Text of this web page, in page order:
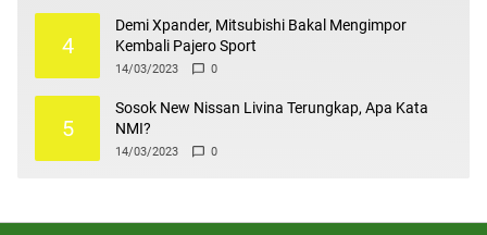
4
Demi Xpander, Mitsubishi Bakal Mengimpor
Kembali Pajero Sport
14/03/2023 0
5
Sosok New Nissan Livina Terungkap, Apa Kata
NMI?
14/03/2023 0